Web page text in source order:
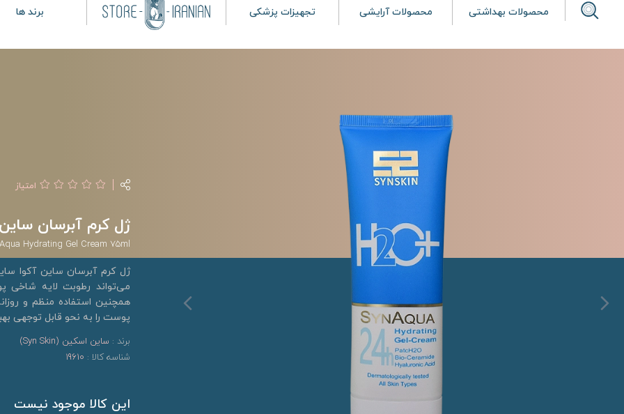
محصولات بهداشتی محصولات آرایشی تجهیزات پزشکی برند ها
امتیاز
ژل کرم آبرسان ساین
Hydrating Gel Cream 75ml
ژل کرم آبرسان ساین آکوا
پوست را به نحو قابل توجهی
برند : ساین اسکین (Syn Skin)
شناسه کالا : 19610
این کالا موجود نیست